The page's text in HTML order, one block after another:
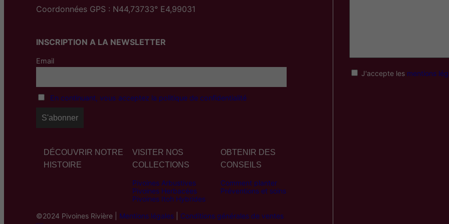
Coordonnées GPS : N44,73733° E4,99031
INSCRIPTION A LA NEWSLETTER
Email
En continuant, vous acceptez la politique de confidentialité
DÉCOUVRIR NOTRE
HISTOIRE
VISITER NOS
COLLECTIONS
Pivoines Arbustives
Pivoines Herbacées
Pivoines Itoh Hybrides
OBTENIR DES
CONSEILS
Comment planter
Préventions et soins
©2024 Pivoines Rivière | Mentions légales
Conditions générales de ventes
J'accepte lesmentions